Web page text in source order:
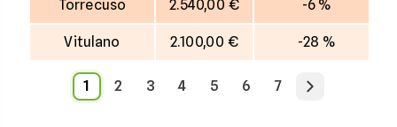
Torrecuso 2.540,00 € -6 %
Vitulano 2.100,00 € -28 %
1 2 3 4 5 6 7